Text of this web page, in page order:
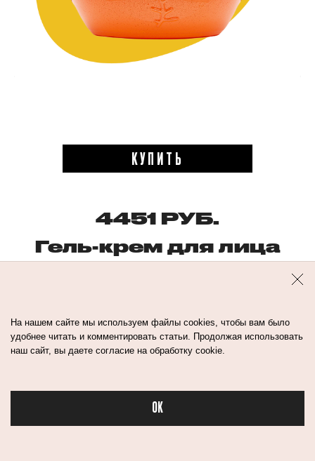
КУПИТЬ
4451 РУБ.
Гель-крем для лица
Red Pepper Pulp,
На какие ингредиенты обратить внимание:
;
ретинол.
На нашем сайте мы используем файлы cookies, чтобы вам было
удобнее читать и комментировать статьи. Продолжая использовать
наш сайт, вы даете согласие на обработку cookie.
OK